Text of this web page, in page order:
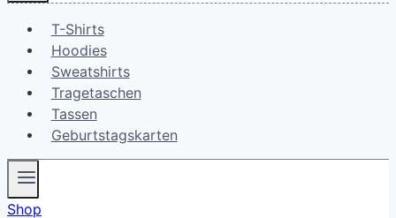
T-Shirts
Hoodies
Sweatshirts
Tragetaschen
Tassen
Geburtstagskarten
Shop